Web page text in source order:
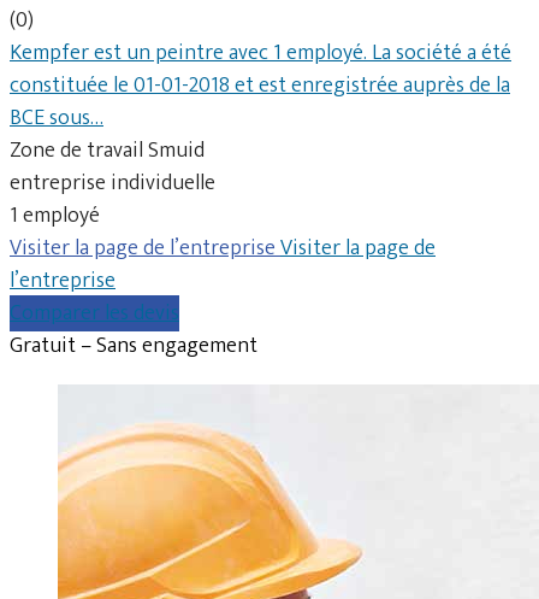
(0)
Kempfer est un peintre avec 1 employé. La société a été
constituée le 01-01-2018 et est enregistrée auprès de la
BCE sous…
Zone de travail Smuid
entreprise individuelle
1 employé
Visiter la page de l’entrepriseVisiter la page de
l’entreprise
Comparer les devis
Gratuit – Sans engagement